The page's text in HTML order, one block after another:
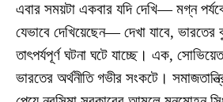
এবার সময়টা একবার যদি দেখি— মগ্ন
যেভাবে দেখিয়েছেন— দেখা যাবে,
তাৎপর্যপূর্ণ ঘটনা ঘটে যাচ্ছে। এক,
ভারতের অর্থনীতি গভীর সংকটে।